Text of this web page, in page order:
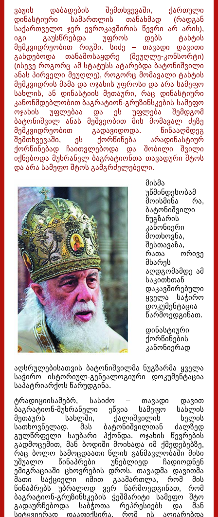
ვაჟის დაბადების შემთხვევაში, ქართული
დინასტიური სამართლის თანახმად (რადგან
საქართველო ჯერ ევროკავშირის წევრი არ არის),
იგი გაუსწრებდა უფროს დებს ტახტის
მემკვიდრეობით რიგში. სიძე – თავადი დავითი
გახდებოდა თანამოსაყდრე (მეუღლე-კონსორტი)
(ისევე როგორც ამ სტატუსს ატარებდა ბატონიშვილი
ანას პირველი მეუღლე), როგორც მომავალი ტახტის
მემკვიდრის მამა და ოჯახის უფროსი და არა სამეფო
სახლის, ან დინასტიის მეთაური, რაც დინასტიური
კანონმდებლობით ბაგრატიონ-გრუზინსკების სამეფო
ოჯახის უფლებაა და ეს უფლება შემდგომ
ბატონიშვილ ანას მეშვეობით მის მომავალ ძეზე
მემკვიდრეობით გადავიდოდა. წინააღმდეგ
შემთხვევაში, ეს ქორწინება არადინასტიურ
ქორწინებად ჩაითვლებოდა და შობილი შვილი
იქნებოდა მუხრანელ ბაგრატიონთა თავადური შტოს
და არა სამეფო შტოს გამგრძელებელი.
მისმა
უწმინდესობამ
მოისმინა რა,
ბატონიშვილი
ნუგზარის
კანონიერი
მოთხოვნა,
შესთავაზა,
რათა ორივე
მხარეს
აღდგომამდე ამ
საკითხთან
დაკავშირებული
ყველა საჭირო
დოკუმენტაცია
წარმოედგინათ.
დინასტიური
ქორწინების
კანონიერად
აღსრულებისათვის ბატონიშვილმა ნუგზარმა ყველა
საჭირო ისტორიულ-გენეალოგიური დოკუმენტაცია
საპატრიარქოს წარუდგინა.
ტრადიციისამებრ, სასიძო – თავადი დავით
ბაგრატიონ-მუხრანელი ეწვია სამეფო სახლის
მეთაურს სახლში, ქალიშვილის ხელის
სათხოვნელად. მას ბატონიშვილთან ძალზედ
გულწრფელი საუბარი ჰქონდა. ოჯახის წევრების
გადმოცემით, მან ბოდიში მოიხადა იმ ქმედებებზე,
რაც ბოლო სამოცდაათი წლის განმავლობაში მისი
უშუალო წინაპრები უნებლიედ ჩადიოდნენ
ემიგრაციაში ცხოვრების დროს. თავადმა დავითმა
მათი საქციელი იმით გაამართლა, რომ მის
წინაპრებს უბრალოდ ვერ წარმოედგინათ, რომ
ბაგრატიონ-გრუზინსკების ჭეშმარიტი სამეფო შტო
გადაურჩებოდა საბჭოთა რეპრესიებს და მან
სიტყვიერად დააფიქსირა, რომ ის აღიარებდა